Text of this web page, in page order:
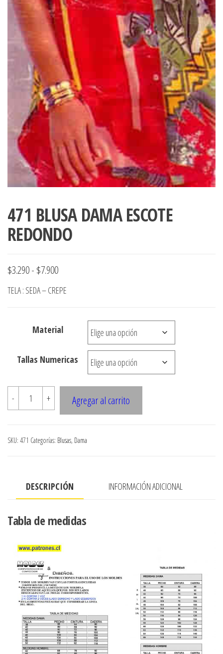
471 BLUSA DAMA ESCOTE
REDONDO
$3.290- $7.900Rango
de
$3.290
$7.900
TELA : SEDA – CREPE
Material
Tallas Numericas
-
REDONDO
+ Agregar al carrito
SKU: 471 Categorías: Blusas, Dama
DESCRIPCIÓN INFORMACIÓN ADICIONAL
Tabla de medidas